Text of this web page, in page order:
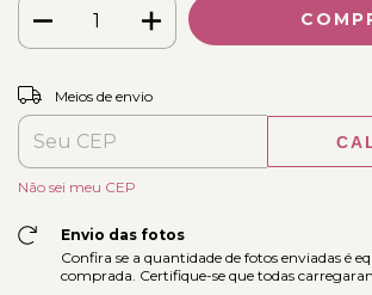
Entregas para o CEP:
Meios de envio
Não sei meu CEP
Envio das fotos
Confira se a quantidade de fotos enviadas é
comprada. Certifique-se que todas